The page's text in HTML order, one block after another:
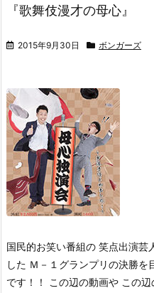
『歌舞伎漫才の母心』
2015年9月30日 ボンガーズ
国民的お笑い番組の 笑点出演芸
した Ｍ－１グランプリの決勝
です！！ この辺の動画や この